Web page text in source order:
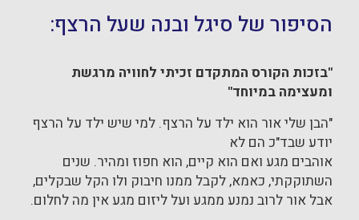
הסיפור של סיגל ובנה שעל הרצף:
"בזכות הקורס המתקדם זכיתי לחוויה מרגשת
ומעצימה במיוחד"
"הבן שלי אור הוא ילד על הרצף. למי שיש ילד על הרצף
יודע שבד"כ הם לא
אוהבים מגע ואם הוא קיים, הוא חפוז ומהיר. שנים
השתוקקתי, כאמא, לקבל ממנו חיבוק ולו הקל שבקלים,
אבל אור לרוב נמנע ממגע ועל ליזום מגע אין מה לחלום.